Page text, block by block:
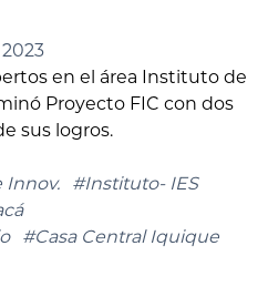
en el área Instituto de
Proyecto FIC con dos
sus logros.
Innov.
#Instituto- IES
#Casa Central Iquique